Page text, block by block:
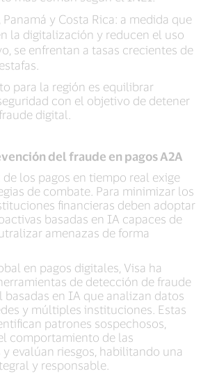
y Costa Rica: a medida que
la digitalización y reducen el uso
se enfrentan a tasas crecientes de
para la región es equilibrar
con el objetivo de detener
digital.
del fraude en pagos A2A
los pagos en tiempo real exige
de combate. Para minimizar los
financieras deben adoptar
basadas en IA capaces de
amenazas de forma
en pagos digitales, Visa ha
de detección de fraude
basadas en IA que analizan datos
y múltiples instituciones. Estas
patrones sospechosos,
comportamiento de las
evalúan riesgos, habilitando una
y responsable.